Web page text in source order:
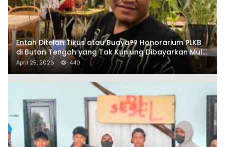
Entah Ditelan Tikus atau Buaya?? Honorarium PLKB
di Buton Tengah yang Tak Kunjung Dibayarkan Mulai
Disorot SAMURAIS
April 25, 2026 440